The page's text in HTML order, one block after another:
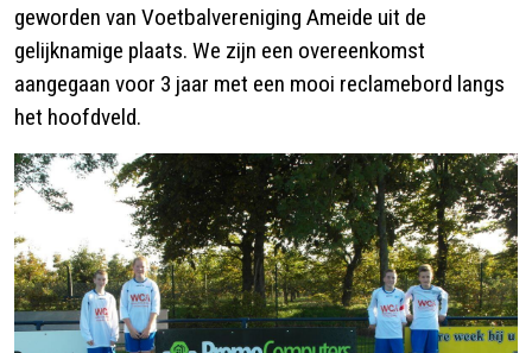
geworden van Voetbalvereniging Ameide uit de
gelijknamige plaats. We zijn een overeenkomst
aangegaan voor 3 jaar met een mooi reclamebord langs
het hoofdveld.